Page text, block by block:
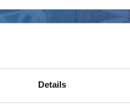
Details
jou